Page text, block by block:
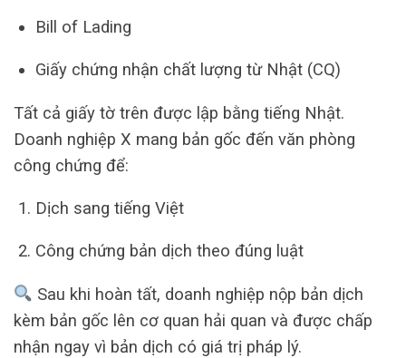
Bill of Lading
Giấy chứng nhận chất lượng từ Nhật (CQ)
Tất cả giấy tờ trên được lập bằng tiếng Nhật.
Doanh nghiệp X mang bản gốc đến văn phòng
công chứng để:
Dịch sang tiếng Việt
Công chứng bản dịch theo đúng luật
Sau khi hoàn tất, doanh nghiệp nộp bản dịch
kèm bản gốc lên cơ quan hải quan và được chấp
nhận ngay vì bản dịch có giá trị pháp lý.